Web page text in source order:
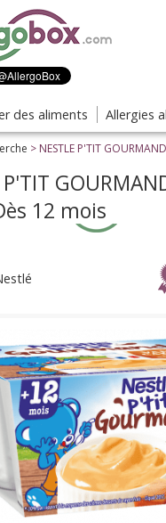
des aliments Allergies
> NESTLE P'TIT
P'TIT
12 mois